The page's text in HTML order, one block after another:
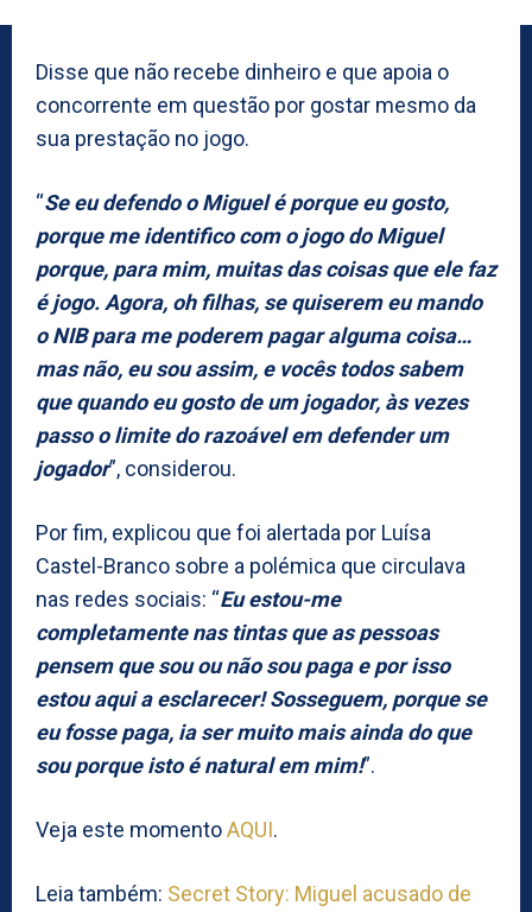
Disse que não recebe dinheiro e que apoia o
concorrente em questão por gostar mesmo da
sua prestação no jogo.
“Se eu defendo o Miguel é porque eu gosto,
porque me identifico com o jogo do Miguel
porque, para mim, muitas das coisas que ele faz
é jogo. Agora, oh filhas, se quiserem eu mando
o NIB para me poderem pagar alguma coisa…
mas não, eu sou assim, e vocês todos sabem
que quando eu gosto de um jogador, às vezes
passo o limite do razoável em defender um
jogador”, considerou.
Por fim, explicou que foi alertada por Luísa
Castel-Branco sobre a polémica que circulava
nas redes sociais: “Eu estou-me
completamente nas tintas que as pessoas
pensem que sou ou não sou paga e por isso
estou aqui a esclarecer! Sosseguem, porque se
eu fosse paga, ia ser muito mais ainda do que
sou porque isto é natural em mim!”.
Veja este momentoAQUI.
Leia também: Secret Story: Miguel acusado de